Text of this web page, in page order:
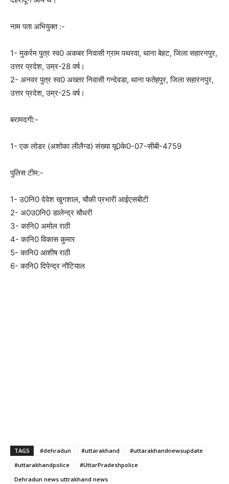
नाम पता अभियुक्त :-
1- मुकर्रम पुत्र स्व0 अकबर निवासी ग्राम पथरवा, थाना बेहट, जिला सहारनपुर,
उत्तर प्रदेश, उम्र-28 वर्ष।
2- अनवर पुत्र स्व0 अख्तर निवासी गन्देवडा, थाना फतेहपुर, जिला सहारनपुर,
उत्तर प्रदेश, उम्र-25 वर्ष।
बरामदगी:-
1- एक लोडर (अशोका लीलैन्ड) संख्या यू0के0-07-सीबी-4759
पुलिस टीम:-
1- उ0नि0 देवेश खुगशाल, चौकी प्रभारी आईएसबीटी
2- अ0उ0नि0 डालेन्द्र चौधरी
3- कानि0 अमोल राठी
4- कानि0 विकास कुमार
5- कानि0 आशीष राठी
6- कानि0 दिपेन्द्र नौटियाल
TAGS #dehradun #uttarakhand
#uttarakhandnewsupdate
#uttarakhandpolice
#UttarPradeshpolice
Dehradun news uttrakhand news